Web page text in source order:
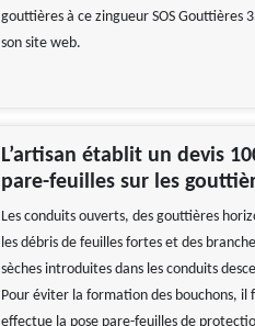
gouttières à ce zingueur SOS
son site web.
L’artisan établit un devis
pare-feuilles sur les
Les conduits ouverts, des gouttières
les débris de feuilles fortes et des
sèches introduites dans les conduits
Pour éviter la formation des bouchons,
effectue la pose pare-feuilles de